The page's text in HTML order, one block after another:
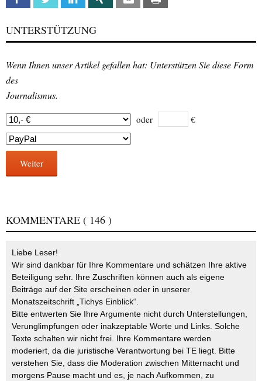
UNTERSTÜTZUNG
Wenn Ihnen unser Artikel gefallen hat: Unterstützen Sie diese Form
des
Journalismus.
oder €
Weiter
KOMMENTARE ( 146 )
Liebe Leser!
Wir sind dankbar für Ihre Kommentare und schätzen Ihre aktive
Beteiligung sehr. Ihre Zuschriften können auch als eigene
Beiträge auf der Site erscheinen oder in unserer
Monatszeitschrift „Tichys Einblick“.
Bitte entwerten Sie Ihre Argumente nicht durch Unterstellungen,
Verunglimpfungen oder inakzeptable Worte und Links. Solche
Texte schalten wir nicht frei. Ihre Kommentare werden
moderiert, da die juristische Verantwortung bei TE liegt. Bitte
verstehen Sie, dass die Moderation zwischen Mitternacht und
morgens Pause macht und es, je nach Aufkommen, zu